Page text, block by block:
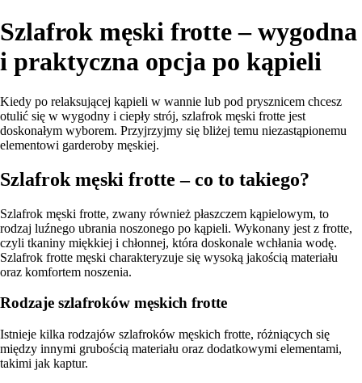
Szlafrok męski frotte – wygodna
i praktyczna opcja po kąpieli
Kiedy po relaksującej kąpieli w wannie lub pod prysznicem chcesz
otulić się w wygodny i ciepły strój, szlafrok męski frotte jest
doskonałym wyborem. Przyjrzyjmy się bliżej temu niezastąpionemu
elementowi garderoby męskiej.
Szlafrok męski frotte – co to takiego?
Szlafrok męski frotte, zwany również płaszczem kąpielowym, to
rodzaj luźnego ubrania noszonego po kąpieli. Wykonany jest z frotte,
czyli tkaniny miękkiej i chłonnej, która doskonale wchłania wodę.
Szlafrok frotte męski charakteryzuje się wysoką jakością materiału
oraz komfortem noszenia.
Rodzaje szlafroków męskich frotte
Istnieje kilka rodzajów szlafroków męskich frotte, różniących się
między innymi grubością materiału oraz dodatkowymi elementami,
takimi jak kaptur.